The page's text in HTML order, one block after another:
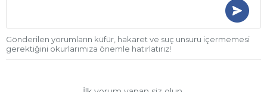
Gönderilen yorumların küfür, hakaret ve suç unsuru içermemesi
gerektiğini okurlarımıza önemle hatırlatırız!